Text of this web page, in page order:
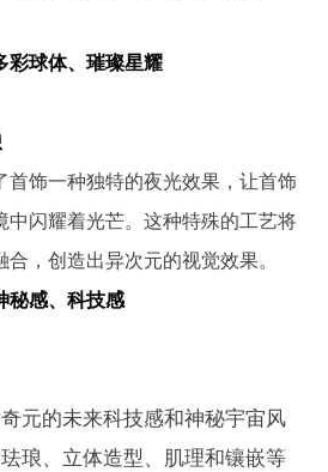
彩球体、璀璨星耀
首饰一种独特的夜光效果，让首饰
中闪耀着光芒。这种特殊的工艺将
，创造出异次元的视觉效果。
秘感、科技感
元的未来科技感和神秘宇宙风
琅、立体造型、肌理和镶嵌等